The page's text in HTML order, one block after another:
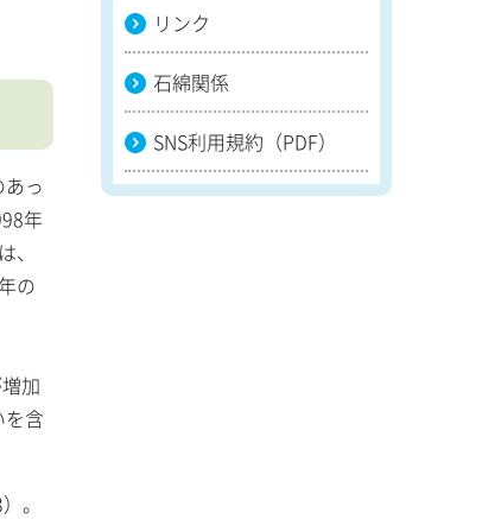
っ
年
の
加
含
。
リンク
石綿関係
SNS利用規約（PDF）